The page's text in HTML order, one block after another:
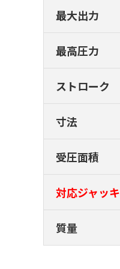
最大出力
最高圧力
ストローク
寸法
受圧面積
対応ジャッキ
質量